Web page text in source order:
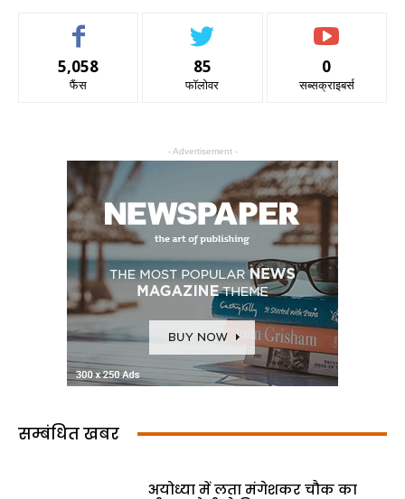
5,058
फैंस
85
फॉलोवर
0
सब्सक्राइबर्स
- Advertisement -
सम्बंधित खबर
अयोध्या में लता मंगेशकर चौक का